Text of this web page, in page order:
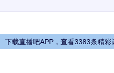
下载直播吧APP，查看3383条精彩